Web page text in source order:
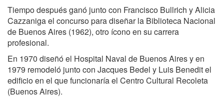
Tiempo después ganó junto con Francisco Bullrich y Alicia
Cazzaniga el concurso para diseñar la Biblioteca Nacional
de Buenos Aires (1962), otro ícono en su carrera
profesional.
En 1970 diseñó el Hospital Naval de Buenos Aires y en
1979 remodeló junto con Jacques Bedel y Luis Benedit el
edificio en el que funcionaría el Centro Cultural Recoleta
(Buenos Aires).